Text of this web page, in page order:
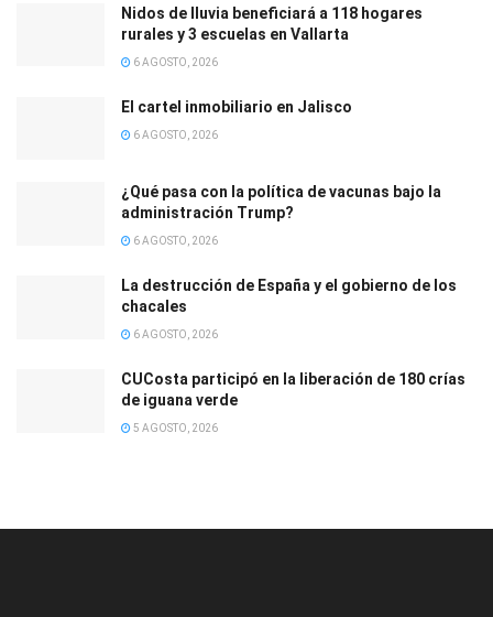
Nidos de lluvia beneficiará a 118 hogares
rurales y 3 escuelas en Vallarta
6 AGOSTO, 2026
El cartel inmobiliario en Jalisco
6 AGOSTO, 2026
¿Qué pasa con la política de vacunas bajo la
administración Trump?
6 AGOSTO, 2026
La destrucción de España y el gobierno de los
chacales
6 AGOSTO, 2026
CUCosta participó en la liberación de 180 crías
de iguana verde
5 AGOSTO, 2026